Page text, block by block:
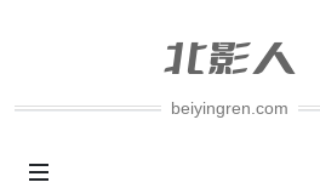
beiyingren.com